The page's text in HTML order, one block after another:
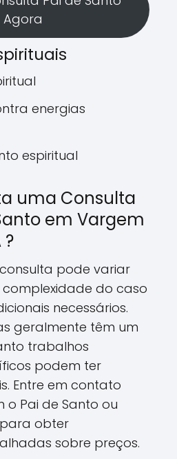
Agora
energias
espiritual
uma Consulta
em Vargem
pode variar
do caso
necessários.
geralmente têm um
trabalhos
podem ter
Entre em contato
Pai de Santo ou
obter
sobre preços.